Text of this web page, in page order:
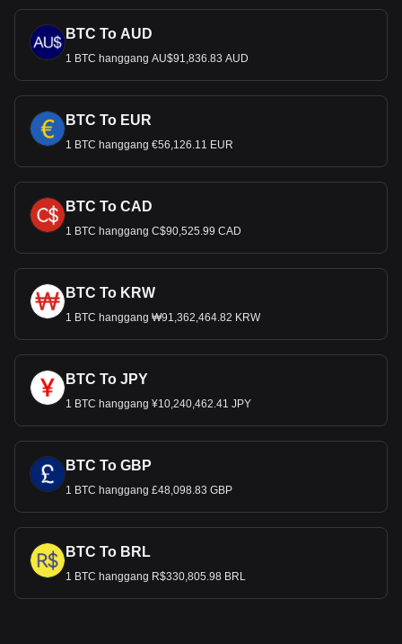
BTC To AUD
1 BTC hanggang AU$91,836.83 AUD
BTC To EUR
1 BTC hanggang €56,126.11 EUR
BTC To CAD
1 BTC hanggang C$90,525.99 CAD
BTC To KRW
1 BTC hanggang ₩91,362,464.82 KRW
BTC To JPY
1 BTC hanggang ¥10,240,462.41 JPY
BTC To GBP
1 BTC hanggang £48,098.83 GBP
BTC To BRL
1 BTC hanggang R$330,805.98 BRL